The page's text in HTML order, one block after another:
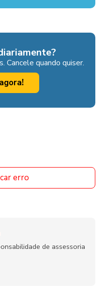
Cancele quando quiser.
erro
de assessoria